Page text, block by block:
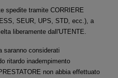
spedite tramite CORRIERE
SEUR, UPS, STD, ecc.), a
liberamente dall'UTENTE.
saranno considerati
ritardo inadempimento
non abbia effettuato